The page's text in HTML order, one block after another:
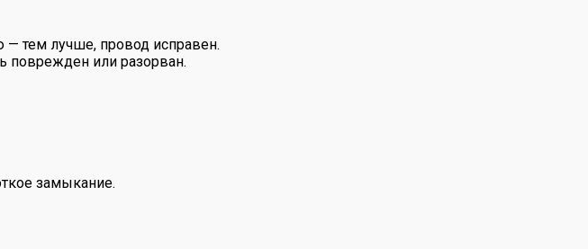
тем лучше, провод исправен.
поврежден или разорван.
замыкание.